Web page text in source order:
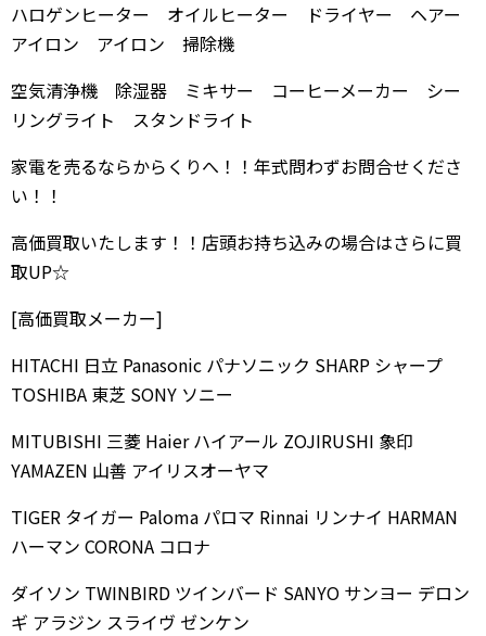
ハロゲンヒーター オイルヒーター ドライヤー ヘアー
アイロン アイロン 掃除機
空気清浄機 除湿器 ミキサー コーヒーメーカー シー
リングライト スタンドライト
家電を売るならからくりへ！！年式問わずお問合せくださ
い！！
高価買取いたします！！店頭お持ち込みの場合はさらに買
取UP☆
[高価買取メーカー]
HITACHI 日立 Panasonic パナソニック SHARP シャープ
TOSHIBA 東芝 SONY ソニー
MITUBISHI 三菱 Haier ハイアール ZOJIRUSHI 象印
YAMAZEN 山善 アイリスオーヤマ
TIGER タイガー Paloma パロマ Rinnai リンナイ HARMAN
ハーマン CORONA コロナ
ダイソン TWINBIRD ツインバード SANYO サンヨー デロン
ギ アラジン スライヴ ゼンケン